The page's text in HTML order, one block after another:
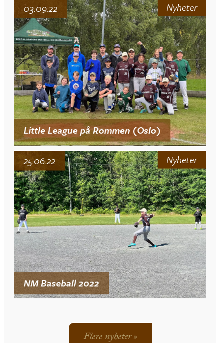
Nyheter
Little League på Rommen (Oslo)
03.09.22
Nyheter
NM Baseball 2022
25.06.22
Flere nyheter »